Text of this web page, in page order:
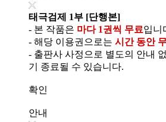
태극검제 1부 [단행본]
- 본 작품은 마다 1권씩 무료입니
- 해당 이용권으로는 시간 동안
- 출판사 사정으로 별도의 안내
기 종료될 수 있습니다.
확인
안내